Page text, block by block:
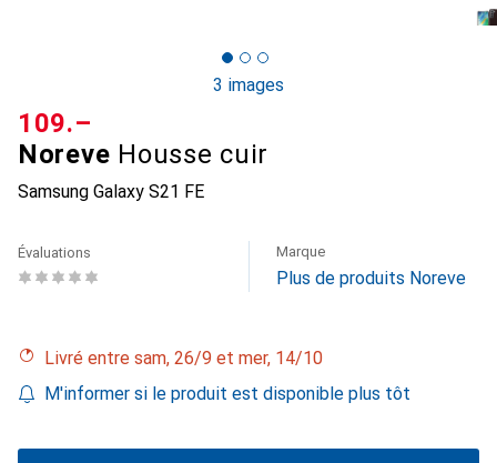
3 images
Noreve Housse cuir
Samsung Galaxy S21 FE
CHF
109.–
Évaluations Marque
Plus de produits Noreve
Livré entre sam, 26/9 et mer, 14/10
M'informer si le produit est disponible plus tôt